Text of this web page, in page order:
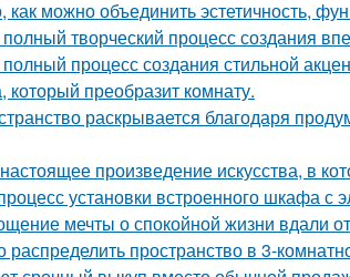
как можно объединить эстетичность,
творческий процесс создания
процесс создания стильной
преобразит комнату.
раскрывается благодаря
произведение искусства, в
установки встроенного шкафа с
мечты о спокойной жизни вдали
распределить пространство в 3-